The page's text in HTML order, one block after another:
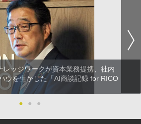
レッジワークが資本業務提携、社内
ウを生かした「AI商談記録 for RICO
●
● ●